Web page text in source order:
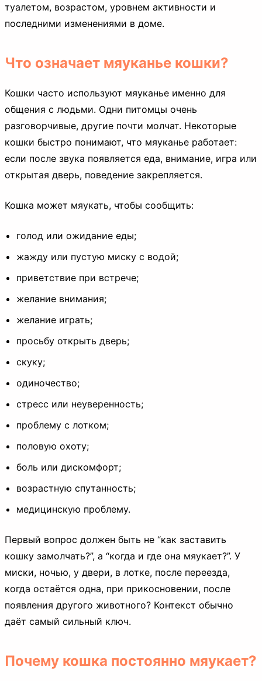
туалетом, возрастом, уровнем активности и
последними изменениями в доме.
Что означает мяуканье кошки?
Кошки часто используют мяуканье именно для
общения с людьми. Одни питомцы очень
разговорчивые, другие почти молчат. Некоторые
кошки быстро понимают, что мяуканье работает:
если после звука появляется еда, внимание, игра или
открытая дверь, поведение закрепляется.
Кошка может мяукать, чтобы сообщить:
голод или ожидание еды;
жажду или пустую миску с водой;
приветствие при встрече;
желание внимания;
желание играть;
просьбу открыть дверь;
скуку;
одиночество;
стресс или неуверенность;
проблему с лотком;
половую охоту;
боль или дискомфорт;
возрастную спутанность;
медицинскую проблему.
Первый вопрос должен быть не “как заставить
кошку замолчать?”, а “когда и где она мяукает?”. У
миски, ночью, у двери, в лотке, после переезда,
когда остаётся одна, при прикосновении, после
появления другого животного? Контекст обычно
даёт самый сильный ключ.
Почему кошка постоянно мяукает?